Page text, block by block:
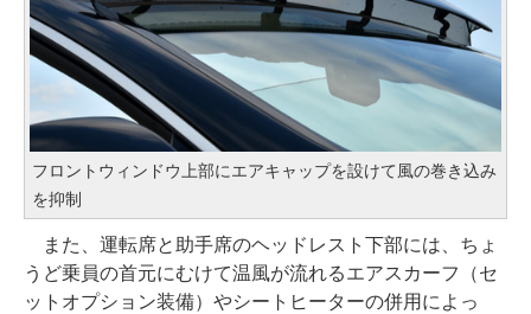
フロントウィンドウ上部にエアキャップを設けて風の巻き込み
を抑制
また、運転席と助手席のヘッドレスト下部には、ちょ
うど乗員の首元にむけて温風が流れるエアスカーフ（セ
ットオプション装備）やシートヒーターの併用によっ